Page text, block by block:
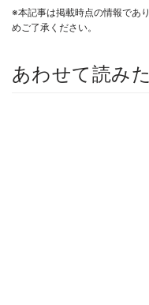
※本記事は掲載時点の情報であ
めご了承ください。
あわせて読み